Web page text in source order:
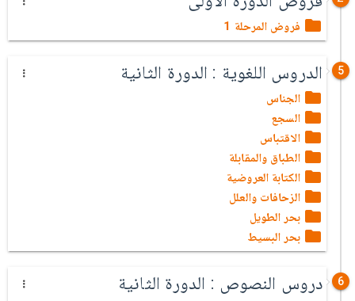
فروض المرحلة 1
5 الدروس اللغوية : الدورة الثانية
الجناس
السجع
الاقتباس
الطباق والمقابلة
الكتابة العروضية
الزحافات والعلل
بحر الطويل
بحر البسيط
6 دروس النصوص : الدورة الثانية